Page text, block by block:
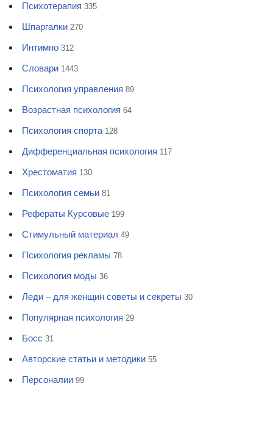
Психотерапия 335
Шпаргалки 270
Интимно 312
Словари 1443
Психология управления 89
Возрастная психология 64
Психология спорта 128
Дифференциальная психология 117
Хрестоматия 130
Психология семьи 81
Рефераты Курсовые 199
Стимульный материал 49
Психология рекламы 78
Психология моды 36
Леди – для женщин советы и секреты 30
Популярная психология 29
Босс 31
Авторские статьи и методики 55
Персоналии 99